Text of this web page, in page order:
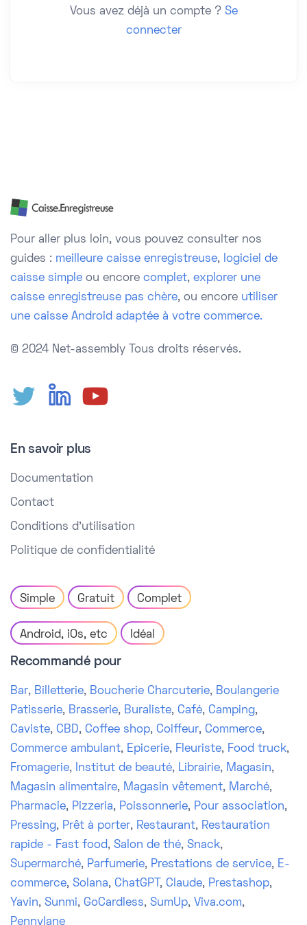
Vous avez déjà un compte ? Se
connecter
Pour aller plus loin, vous pouvez consulter nos
guides : meilleure caisse enregistreuse, logiciel de
caisse simple ou encore complet, explorer une
caisse enregistreuse pas chère, ou encore utiliser
une caisse Android adaptée à votre commerce.
© 2024 Net-assembly Tous droits réservés.
En savoir plus
Documentation
Contact
Conditions d'utilisation
Politique de confidentialité
Simple Gratuit Complet
Android, iOs, etc Idéal
Recommandé pour
Bar, Billetterie, Boucherie Charcuterie, Boulangerie
Patisserie, Brasserie, Buraliste, Café, Camping,
Caviste, CBD, Coffee shop, Coiffeur, Commerce,
Commerce ambulant, Epicerie, Fleuriste, Food truck,
Fromagerie, Institut de beauté, Librairie, Magasin,
Magasin alimentaire, Magasin vêtement, Marché,
Pharmacie, Pizzeria, Poissonnerie, Pour association,
Pressing, Prêt à porter, Restaurant, Restauration
rapide - Fast food, Salon de thé, Snack,
Supermarché, Parfumerie, Prestations de service, E-
commerce, Solana, ChatGPT , Claude, Prestashop,
Yavin, Sunmi, GoCardless, SumUp, Viva.com,
Pennylane